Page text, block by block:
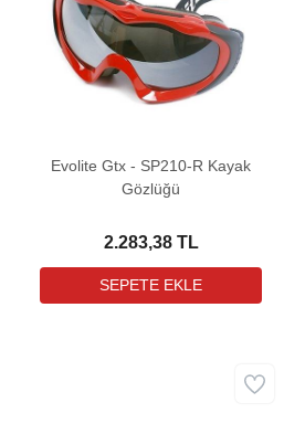
Evolite Gtx - SP210-R Kayak
Gözlüğü
2.283,38 TL